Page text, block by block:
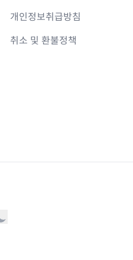
개인정보취급방침
취소 및 환불정책